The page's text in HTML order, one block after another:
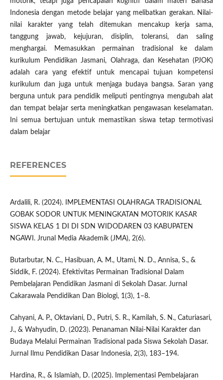
Indonesia dengan metode belajar yang melibatkan gerakan. Nilai-
nilai karakter yang telah ditemukan mencakup kerja sama,
tanggung jawab, kejujuran, disiplin, toleransi, dan saling
menghargai. Memasukkan permainan tradisional ke dalam
kurikulum Pendidikan Jasmani, Olahraga, dan Kesehatan (PJOK)
adalah cara yang efektif untuk mencapai tujuan kompetensi
kurikulum dan juga untuk menjaga budaya bangsa. Saran yang
berguna untuk para pendidik meliputi pentingnya mengubah alat
dan tempat belajar serta meningkatkan pengawasan keselamatan.
Ini semua bertujuan untuk memastikan siswa tetap termotivasi
dalam belajar
REFERENCES
Ardalili, R. (2024). IMPLEMENTASI OLAHRAGA TRADISIONAL
GOBAK SODOR UNTUK MENINGKATAN MOTORIK KASAR
SISWA KELAS 1 DI DI SDN WIDODAREN 03 KABUPATEN
NGAWI. Jrunal Media Akademik (JMA), 2(6).
Butarbutar, N. C., Hasibuan, A. M., Utami, N. D., Annisa, S., &
Siddik, F. (2024). Efektivitas Permainan Tradisional Dalam
Pembelajaran Pendidikan Jasmani di Sekolah Dasar. Jurnal
Cakarawala Pendidikan Dan Biologi, 1(3), 1–8.
Cahyani, A. P., Oktaviani, D., Putri, S. R., Kamilah, S. N., Caturiasari,
J., & Wahyudin, D. (2023). Penanaman Nilai-Nilai Karakter dan
Budaya Melalui Permainan Tradisional pada Siswa Sekolah Dasar.
Jurnal Ilmu Pendidikan Dasar Indonesia, 2(3), 183–194.
Hardina, R., & Islamiah, D. (2025). Implementasi Pembelajaran